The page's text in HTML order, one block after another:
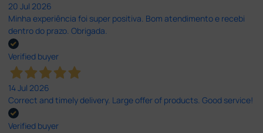
20 Jul 2026
Minha experiência foi super positiva. Bom atendimento e recebi
dentro do prazo. Obrigada.
Verified buyer
14 Jul 2026
Correct and timely delivery. Large offer of products. Good service!
Verified buyer